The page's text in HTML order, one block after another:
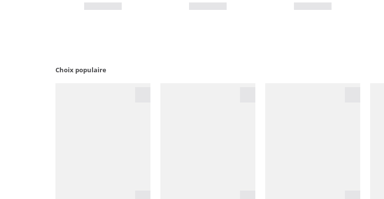
Choix populaire